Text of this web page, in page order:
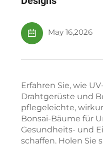
Über Uns
Nachrichten
Herunterladen
Kontakt
May 16,2026
Erfahren Sie, wie
Drahtgerüste und
pflegeleichte,
Bonsai-Bäume für
Gesundheits- und
schaffen. Holen Sie